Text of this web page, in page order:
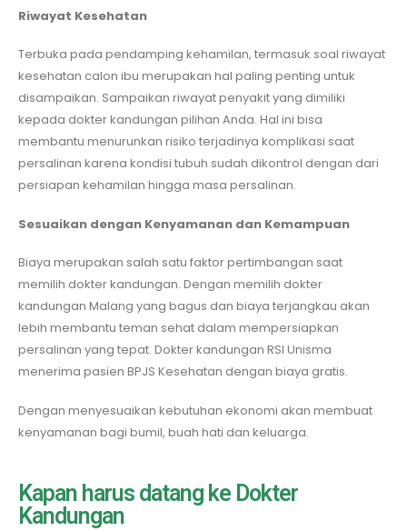
Riwayat Kesehatan
Terbuka pada pendamping kehamilan, termasuk soal riwayat
kesehatan calon ibu merupakan hal paling penting untuk
disampaikan. Sampaikan riwayat penyakit yang dimiliki
kepada dokter kandungan pilihan Anda. Hal ini bisa
membantu menurunkan risiko terjadinya komplikasi saat
persalinan karena kondisi tubuh sudah dikontrol dengan dari
persiapan kehamilan hingga masa persalinan.
Sesuaikan dengan Kenyamanan dan Kemampuan
Biaya merupakan salah satu faktor pertimbangan saat
memilih dokter kandungan. Dengan memilih dokter
kandungan Malang yang bagus dan biaya terjangkau akan
lebih membantu teman sehat dalam mempersiapkan
persalinan yang tepat. Dokter kandungan RSI Unisma
menerima pasien BPJS Kesehatan dengan biaya gratis.
Dengan menyesuaikan kebutuhan ekonomi akan membuat
kenyamanan bagi bumil, buah hati dan keluarga.
Kapan harus datang ke Dokter
Kandungan